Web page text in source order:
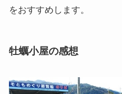
をおすすめします。
牡蠣小屋の感想